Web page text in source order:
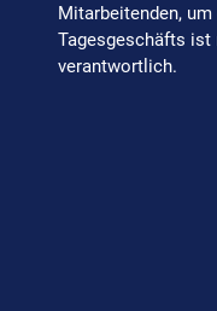
Mitarbeitenden,
Tagesgeschäfts ist
verantwortlich.